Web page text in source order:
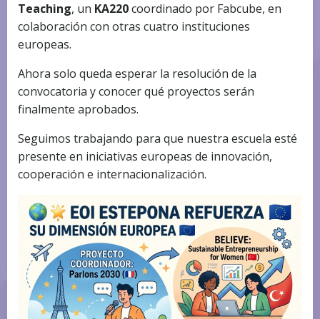
Teaching, un KA220coordinado por Fabcube, en
colaboración con otras cuatro instituciones
europeas.
Ahora solo queda esperar la resolución de la
convocatoria y conocer qué proyectos serán
finalmente aprobados.
Seguimos trabajando para que nuestra escuela esté
presente en iniciativas europeas de innovación,
cooperación e internacionalización.